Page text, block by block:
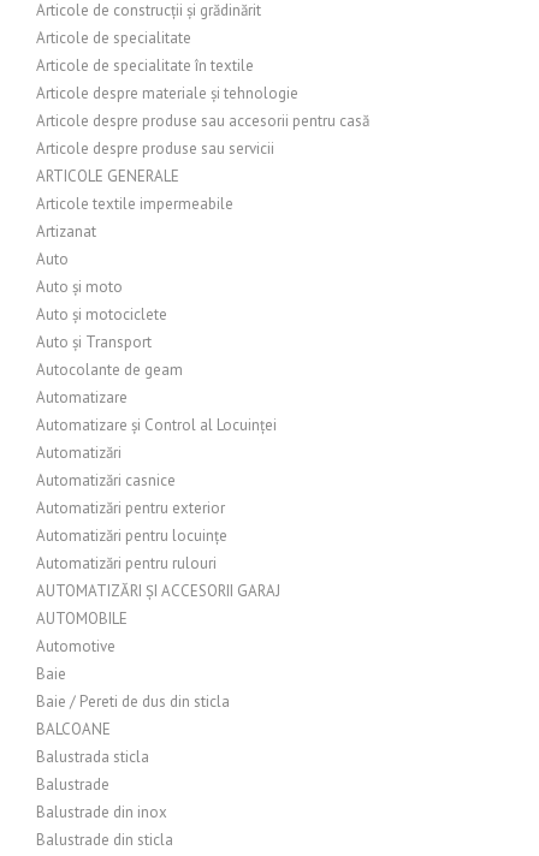
Articole de construcții și grădinărit
Articole de specialitate
Articole de specialitate în textile
Articole despre materiale și tehnologie
Articole despre produse sau accesorii pentru casă
Articole despre produse sau servicii
ARTICOLE GENERALE
Articole textile impermeabile
Artizanat
Auto
Auto și moto
Auto și motociclete
Auto și Transport
Autocolante de geam
Automatizare
Automatizare și Control al Locuinței
Automatizări
Automatizări casnice
Automatizări pentru exterior
Automatizări pentru locuințe
Automatizări pentru rulouri
AUTOMATIZĂRI ȘI ACCESORII GARAJ
AUTOMOBILE
Automotive
Baie
Baie / Pereti de dus din sticla
BALCOANE
Balustrada sticla
Balustrade
Balustrade din inox
Balustrade din sticla